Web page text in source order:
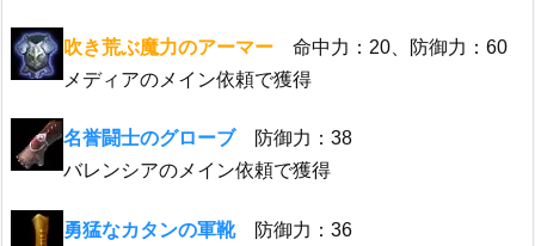
吹き荒ぶ魔力のアーマー 命中力：20、防御力：60
メディアのメイン依頼で獲得
名誉闘士のグローブ防御力：38
バレンシアのメイン依頼で獲得
勇猛なカタンの軍靴防御力：36